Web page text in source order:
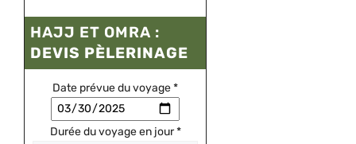
HAJJ ET OMRA :
DEVIS PÈLERINAGE
Date prévue du voyage*
Durée du voyage en jour*